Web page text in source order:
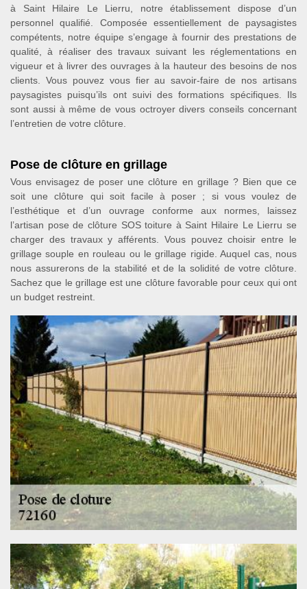
à Saint Hilaire Le Lierru, notre établissement dispose d’un
personnel qualifié. Composée essentiellement de paysagistes
compétents, notre équipe s’engage à fournir des prestations de
qualité, à réaliser des travaux suivant les réglementations en
vigueur et à livrer des ouvrages à la hauteur des besoins de nos
clients. Vous pouvez vous fier au savoir-faire de nos artisans
paysagistes puisqu’ils ont suivi des formations spécifiques. Ils
sont aussi à même de vous octroyer divers conseils concernant
l’entretien de votre clôture.
Pose de clôture en grillage
Vous envisagez de poser une clôture en grillage ? Bien que ce
soit une clôture qui soit facile à poser ; si vous voulez de
l’esthétique et d’un ouvrage conforme aux normes, laissez
l’artisan pose de clôture SOS toiture à Saint Hilaire Le Lierru se
charger des travaux y afférents. Vous pouvez choisir entre le
grillage souple en rouleau ou le grillage rigide. Auquel cas, nous
nous assurerons de la stabilité et de la solidité de votre clôture.
Sachez que le grillage est une clôture favorable pour ceux qui ont
un budget restreint.